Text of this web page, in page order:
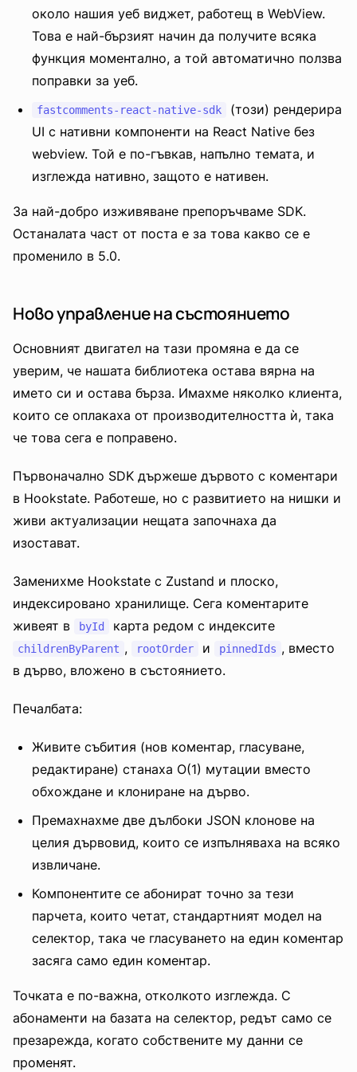
около нашия уеб виджет, работещ в WebView.
Това е най-бързият начин да получите всяка
функция моментално, а той автоматично ползва
поправки за уеб.
fastcomments-react-native-sdk
(този) рендерира
UI с нативни компоненти на React Native без
webview. Той е по-гъвкав, напълно темата, и
изглежда нативно, защото е нативен.
За най-добро изживяване препоръчваме SDK.
Останалата част от поста е за това какво се е
променило в 5.0.
Ново управление на състоянието
Основният двигател на тази промяна е да се
уверим, че нашата библиотека остава вярна на
името си и остава бърза. Имахме няколко клиента,
които се оплакаха от производителността ѝ, така
че това сега е поправено.
Първоначално SDK държеше дървото с коментари
в Hookstate. Работеше, но с развитието на нишки и
живи актуализации нещата започнаха да
изостават.
Заменихме Hookstate с Zustand и плоско,
индексировано хранилище. Сега коментарите
живеят в
byId карта редом с индексите
childrenByParent , rootOrder и pinnedIds , вместо
в дърво, вложено в състоянието.
Печалбата:
Живите събития (нов коментар, гласуване,
редактиране) станаха O(1) мутации вместо
обхождане и клониране на дърво.
Премахнахме две дълбоки JSON клонове на
целия дървовид, които се изпълняваха на всяко
извличане.
Компонентите се абонират точно за тези
парчета, които четат, стандартният модел на
селектор, така че гласуването на един коментар
засяга само един коментар.
Точката е по-важна, отколкото изглежда. С
абонаменти на базата на селектор, редът само се
презарежда, когато собствените му данни се
променят.